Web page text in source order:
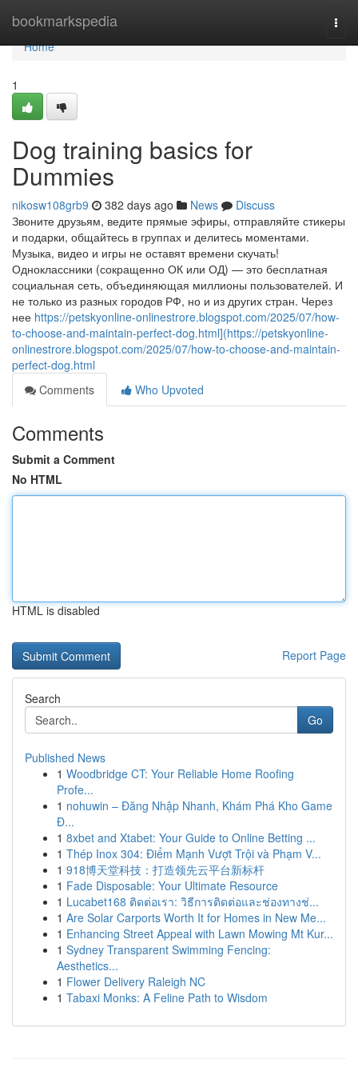
bookmarkspedia
Home
Home
1
Dog training basics for
Dummies
nikosw108grb9 382 days ago News
Discuss
Звоните друзьям, ведите прямые эфиры, отправляйте стикеры
и подарки, общайтесь в группах и делитесь моментами.
Музыка, видео и игры не оставят времени скучать!
Одноклассники (сокращенно ОК или ОД) — это бесплатная
социальная сеть, объединяющая миллионы пользователей. И
не только из разных городов РФ, но и из других стран. Через
нее https://petskyonline-onlinestrore.blogspot.com/2025/07/how-
to-choose-and-maintain-perfect-dog.html](https://petskyonline-
onlinestrore.blogspot.com/2025/07/how-to-choose-and-maintain-
perfect-dog.html
Comments
Who Upvoted
Comments
Submit a Comment
No HTML
HTML is disabled
Report Page
Search
Go
Published News
1 Woodbridge CT: Your Reliable Home Roofing
Profe...
1 nohuwin – Đăng Nhập Nhanh, Khám Phá Kho Game
Đ...
1 8xbet and Xtabet: Your Guide to Online Betting ...
1 Thép Inox 304: Điểm Mạnh Vượt Trội và Phạm V...
1 918博天堂科技：打造领先云平台新标杆
1 Fade Disposable: Your Ultimate Resource
1 Lucabet168 ติดต่อเรา: วิธีการติดต่อและช่องทางช่...
1 Are Solar Carports Worth It for Homes in New Me...
1 Enhancing Street Appeal with Lawn Mowing Mt Kur...
1 Sydney Transparent Swimming Fencing:
Aesthetics...
1 Flower Delivery Raleigh NC
1 Tabaxi Monks: A Feline Path to Wisdom